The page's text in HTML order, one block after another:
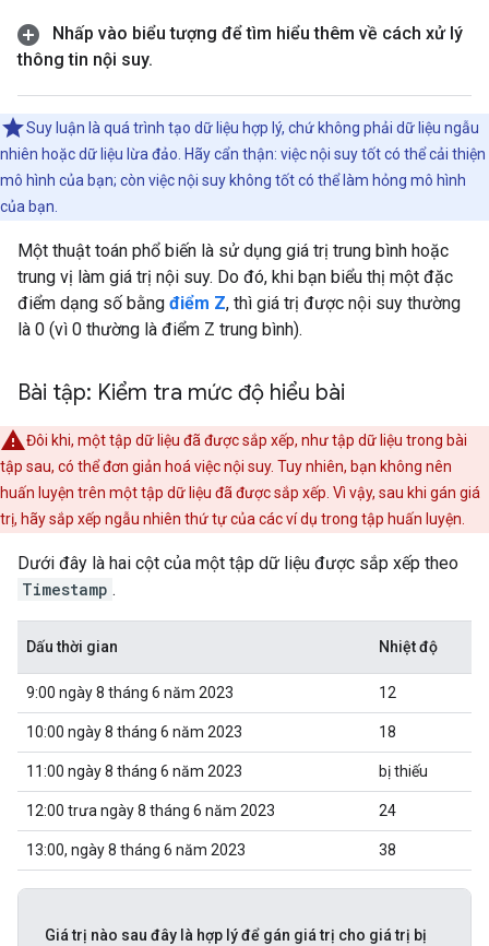
Nhấp vào biểu tượng để tìm hiểu thêm về cách xử lý
thông tin nội suy.
Suy luận là quá trình tạo dữ liệu hợp lý, chứ không phải dữ liệu ngẫu
nhiên hoặc dữ liệu lừa đảo. Hãy cẩn thận: việc nội suy tốt có thể cải thiện
mô hình của bạn; còn việc nội suy không tốt có thể làm hỏng mô hình
của bạn.
Một thuật toán phổ biến là sử dụng giá trị trung bình hoặc
trung vị làm giá trị nội suy. Do đó, khi bạn biểu thị một đặc
điểm dạng số bằng điểm Z, thì giá trị được nội suy thường
là 0 (vì 0 thường là điểm Z trung bình).
Bài tập: Kiểm tra mức độ hiểu bài
Đôi khi, một tập dữ liệu đã được sắp xếp, như tập dữ liệu trong bài
tập sau, có thể đơn giản hoá việc nội suy. Tuy nhiên, bạn không nên
huấn luyện trên một tập dữ liệu đã được sắp xếp. Vì vậy, sau khi gán giá
trị, hãy sắp xếp ngẫu nhiên thứ tự của các ví dụ trong tập huấn luyện.
Dưới đây là hai cột của một tập dữ liệu được sắp xếp theo
Timestamp .
Dấu thời gian Nhiệt độ
9:00 ngày 8 tháng 6 năm 2023 12
10:00 ngày 8 tháng 6 năm 2023 18
11:00 ngày 8 tháng 6 năm 2023 bị thiếu
12:00 trưa ngày 8 tháng 6 năm 2023 24
13:00, ngày 8 tháng 6 năm 2023 38
Giá trị nào sau đây là hợp lý để gán giá trị cho giá trị bị